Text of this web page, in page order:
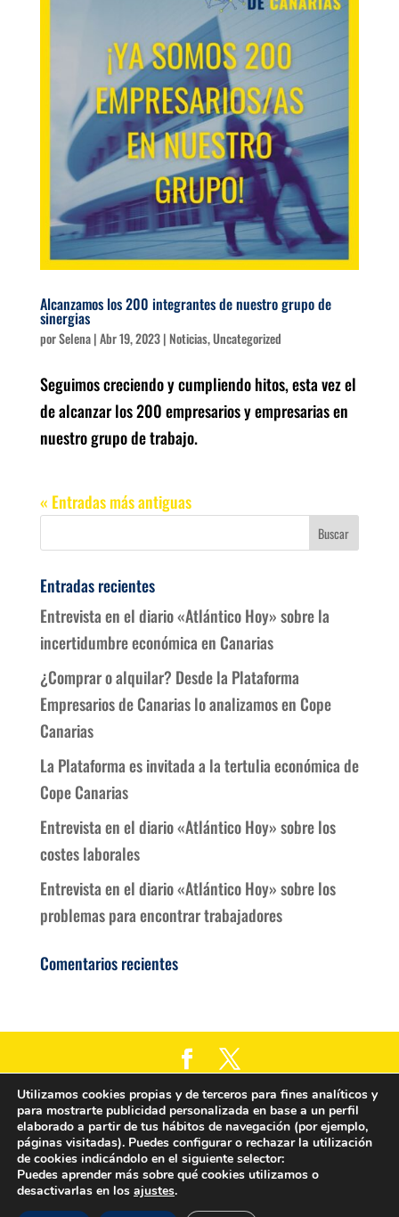
Alcanzamos los 200 integrantes de nuestro grupo de
sinergias
porSelena|Abr 19, 2023| Noticias,Uncategorized
Seguimos creciendo y cumpliendo hitos, esta vez el
de alcanzar los 200 empresarios y empresarias en
nuestro grupo de trabajo.
« Entradas más antiguas
Entradas recientes
Entrevista en el diario «Atlántico Hoy» sobre la
incertidumbre económica en Canarias
¿Comprar o alquilar? Desde la Plataforma
Empresarios de Canarias lo analizamos en Cope
Canarias
La Plataforma es invitada a la tertulia económica de
Cope Canarias
Entrevista en el diario «Atlántico Hoy» sobre los
costes laborales
Entrevista en el diario «Atlántico Hoy» sobre los
problemas para encontrar trabajadores
Comentarios recientes
Empresarios de Canarias es una Asociación de
defensa de derechos de empresasios/as y
autónomos/as independetie de cualquier
ideología política.
Diseño web: Cumboto Digital |
Utilizamos cookies propias y de terceros para fines analíticos y
para mostrarte publicidad personalizada en base a un perfil
elaborado a partir de tus hábitos de navegación (por ejemplo,
páginas visitadas). Puedes configurar o rechazar la utilización
de cookies indicándolo en el siguiente selector:
Puedes aprender más sobre qué cookies utilizamos o
desactivarlas en los ajustes.